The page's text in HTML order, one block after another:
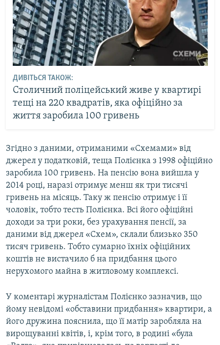
ДИВІТЬСЯ ТАКОЖ:
Столичний поліцейський живе у квартирі
тещі на 220 квадратів, яка офіційно за
життя заробила 100 гривень
Згідно з даними, отриманими «Схемами» від
джерел у податковій, теща Полієнка з 1998 офіційно
заробила 100 гривень. На пенсію вона вийшла у
2014 році, наразі отримує менш як три тисячі
гривень на місяць. Таку ж пенсію отримує і її
чоловік, тобто тесть Полієнка. Всі його офіційні
доходи за три роки, без урахування пенсії, за
даними від джерел «Схем», склали близько 350
тисяч гривень. Тобто сумарно їхніх офіційних
коштів не вистачило б на придбання цього
нерухомого майна в житловому комплексі.
У коментарі журналістам Полієнко зазначив, що
йому невідомі «обставини придбання» квартири, а
його дружина пояснила, що її матір заробляла на
вирощуванні квітів, і, крім того, в родині «була